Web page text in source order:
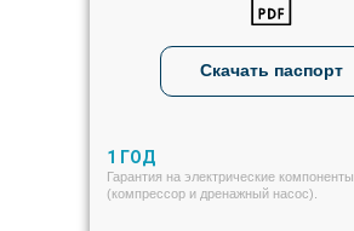
Гарантия на электрические компоненты
(компрессор и дренажный насос).
1 ГОД
Скачать паспорт